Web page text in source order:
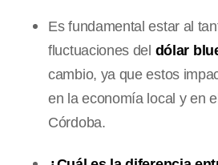
Es fundamental estar al
fluctuaciones del dólar
cambio, ya que estos
en la economía local y en
Córdoba.